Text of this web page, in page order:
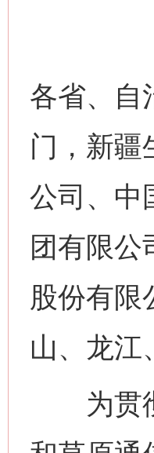
各省、自
门，新疆
公司、中
团有限公
股份有限
山、龙江
为贯彻